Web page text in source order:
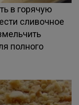
в горячую
сливочное
полного